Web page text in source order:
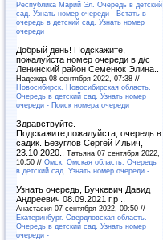
Республика Марий Эл. Очередь в детский
сад. Узнать номер очереди - Встать в
очередь в детский сад. Узнать номер
очереди
Добрый день! Подскажите,
пожалуйста номер очереди в д/с
Ленинский район Семенюк Элина..
Надежда 08 сентября 2022, 07:38 //
Новосибирск. Новосибирская область.
Очередь в детский сад. Узнать номер
очереди - Поиск номера очереди
Здравствуйте.
Подскажите,пожалуйста, очередь в
садик. Безуглов Сергей Ильич,
23.10.2020.. Татьяна 07 сентября 2022,
10:50 // Омск. Омская область. Очередь
в детский сад. Узнать номер очереди -
Узнать очередь, Бучкевич Давид
Андреевич 08.09.2021 г.р ..
Анастасия 07 сентября 2022, 09:50 //
Екатеринбург. Свердловская область.
Очередь в детский сад. Узнать номер
очереди -